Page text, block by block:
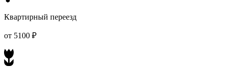
Квартирный переезд
от 5100 ₽